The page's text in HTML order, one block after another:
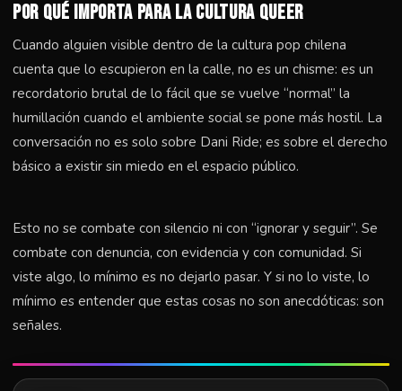
Por qué importa para la cultura queer
Cuando alguien visible dentro de la cultura pop chilena
cuenta que lo escupieron en la calle, no es un chisme: es un
recordatorio brutal de lo fácil que se vuelve “normal” la
humillación cuando el ambiente social se pone más hostil. La
conversación no es solo sobre Dani Ride; es sobre el derecho
básico a existir sin miedo en el espacio público.
Esto no se combate con silencio ni con “ignorar y seguir”. Se
combate con denuncia, con evidencia y con comunidad. Si
viste algo, lo mínimo es no dejarlo pasar. Y si no lo viste, lo
mínimo es entender que estas cosas no son anecdóticas: son
señales.